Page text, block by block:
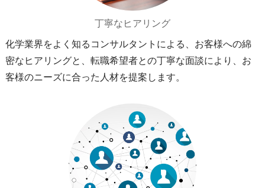
丁寧なヒアリング
化学業界をよく知るコンサルタントによる、お客様への綿
密なヒアリングと、転職希望者との丁寧な面談により、お
客様のニーズに合った人材を提案します。